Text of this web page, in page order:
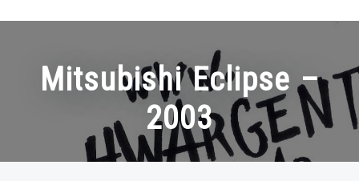
Mitsubishi Eclipse –
2003